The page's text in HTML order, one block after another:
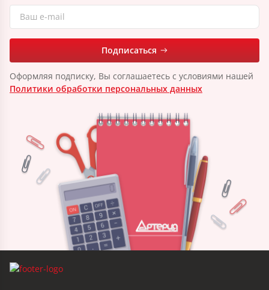
Подписаться
Оформляя подписку, Вы соглашаетесь с условиями нашей
Политики обработки персональных данных